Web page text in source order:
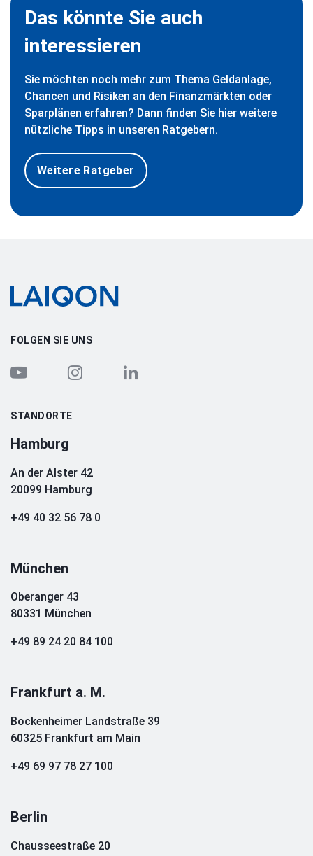
Das könnte Sie auch
interessieren
Sie möchten noch mehr zum Thema Geldanlage,
Chancen und Risiken an den Finanzmärkten oder
Sparplänen erfahren? Dann finden Sie hier weitere
nützliche Tipps in unseren Ratgebern.
Weitere Ratgeber
LAIQON
FOLGEN SIE UNS
STANDORTE
Hamburg
An der Alster 42
20099 Hamburg
+49 40 32 56 78 0
München
Oberanger 43
80331 München
+49 89 24 20 84 100
Frankfurt a. M.
Bockenheimer Landstraße 39
60325 Frankfurt am Main
+49 69 97 78 27 100
Berlin
Chausseestraße 20